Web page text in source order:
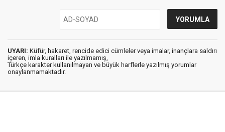
UYARI: Küfür, hakaret, rencide edici cümleler veya imalar, inançlara saldırı
içeren, imla kuralları ile yazılmamış,
Türkçe karakter kullanılmayan ve büyük harflerle yazılmış yorumlar
onaylanmamaktadır.